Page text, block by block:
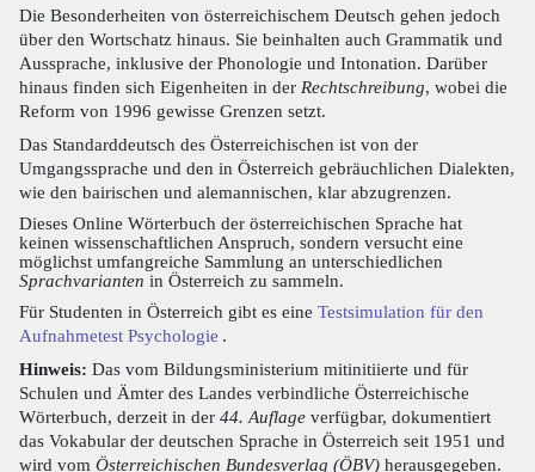
Die Besonderheiten von österreichischem Deutsch gehen jedoch
über den Wortschatz hinaus. Sie beinhalten auch Grammatik und
Aussprache, inklusive der Phonologie und Intonation. Darüber
hinaus finden sich Eigenheiten in der Rechtschreibung, wobei die
Reform von 1996 gewisse Grenzen setzt.
Das Standarddeutsch des Österreichischen ist von der
Umgangssprache und den in Österreich gebräuchlichen Dialekten,
wie den bairischen und alemannischen, klar abzugrenzen.
Dieses Online Wörterbuch der österreichischen Sprache hat
keinen wissenschaftlichen Anspruch, sondern versucht eine
möglichst umfangreiche Sammlung an unterschiedlichen
Sprachvarianten in Österreich zu sammeln.
Für Studenten in Österreich gibt es eine Testsimulation für den
Aufnahmetest Psychologie .
Hinweis: Das vom Bildungsministerium mitinitiierte und für
Schulen und Ämter des Landes verbindliche Österreichische
Wörterbuch, derzeit in der 44. Auflage verfügbar, dokumentiert
das Vokabular der deutschen Sprache in Österreich seit 1951 und
wird vom Österreichischen Bundesverlag (ÖBV) herausgegeben.